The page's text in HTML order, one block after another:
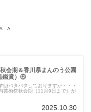
＾
会期＆香川県まんのう公園
鑑賞）⑥
🐹バタバタしておりますが・・・
芸術祭秋会期（11月9日まで）が
2025.10.30